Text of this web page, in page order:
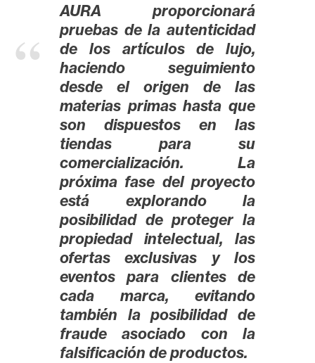
m
R
AURA proporcionará
pruebas de la autenticidad
de los artículos de lujo,
haciendo seguimiento
desde el origen de las
materias primas hasta que
son dispuestos en las
tiendas para su
comercialización. La
próxima fase del proyecto
está explorando la
posibilidad de proteger la
propiedad intelectual, las
ofertas exclusivas y los
eventos para clientes de
cada marca, evitando
también la posibilidad de
fraude asociado con la
falsificación de productos.